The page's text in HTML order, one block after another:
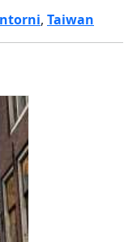
, Taiwan